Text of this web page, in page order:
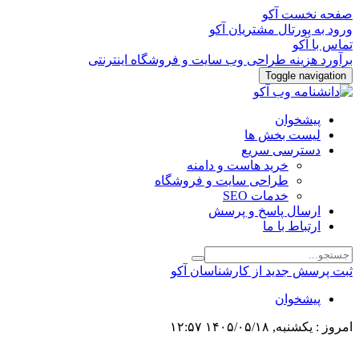
صفحه نخست آکو
ورود به پورتال مشتریان آکو
تماس با آکو
برآورد هزینه طراحی وب سایت و فروشگاه اینترنتی
Toggle navigation
پیشخوان
لیست بخش ها
دسترسی سریع
خرید هاست و دامنه
طراحی سایت و فروشگاه
خدمات SEO
ارسال پاسخ و پرسش
ارتباط با ما
ثبت پرسش جدید از کارشناسان آکو
پیشخوان
امروز : یکشنبه, ۱۴۰۵/۰۵/۱۸ ۱۲:۵۷